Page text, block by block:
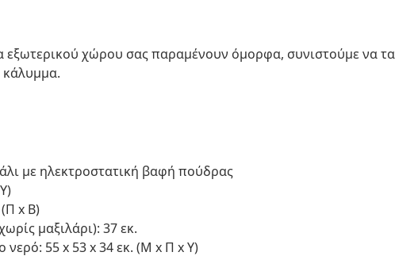
εξωτερικού χώρου σας παραμένουν όμορφα, συνιστούμε να τα
κάλυμμα.
με ηλεκτροστατική βαφή πούδρας
(Π x Β)
μαξιλάρι): 37 εκ.
νερό: 55 x 53 x 34 εκ. (Μ x Π x Υ)